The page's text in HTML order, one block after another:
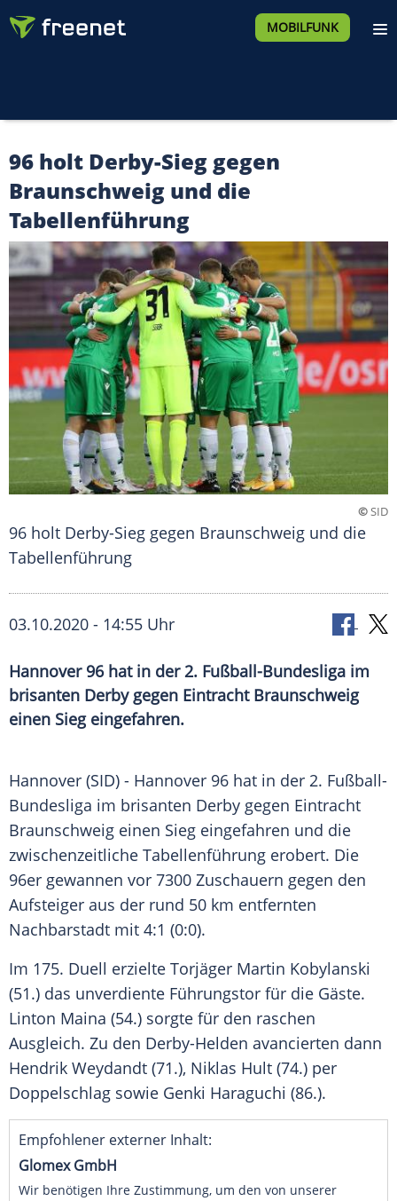
MOBILFUNK
96 holt Derby-Sieg gegen
Braunschweig und die
Tabellenführung
©SID
96 holt Derby-Sieg gegen Braunschweig und die
Tabellenführung
03.10.2020 - 14:55 Uhr
Hannover 96 hat in der 2. Fußball-Bundesliga im
brisanten Derby gegen Eintracht Braunschweig
einen Sieg eingefahren.
Hannover (SID) - Hannover 96 hat in der 2. Fußball-
Bundesliga im brisanten Derby gegen Eintracht
Braunschweig einen Sieg eingefahren und die
zwischenzeitliche Tabellenführung erobert. Die
96er gewannen vor 7300 Zuschauern gegen den
Aufsteiger aus der rund 50 km entfernten
Nachbarstadt mit 4:1 (0:0).
Im 175. Duell erzielte Torjäger Martin Kobylanski
(51.) das unverdiente Führungstor für die Gäste.
Linton Maina (54.) sorgte für den raschen
Ausgleich. Zu den Derby-Helden avancierten dann
Hendrik Weydandt (71.), Niklas Hult (74.) per
Doppelschlag sowie Genki Haraguchi (86.).
Empfohlener externer Inhalt:
Glomex GmbH
Wir benötigen Ihre Zustimmung, um den von unserer